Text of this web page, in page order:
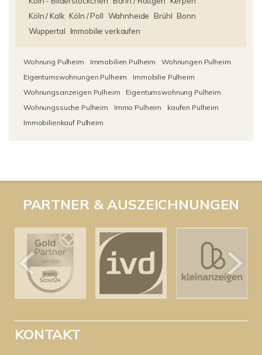
Köln / Kalk Köln / Poll Wahnheide Brühl Bonn
Wuppertal
Immobilie verkaufen
Wohnung Pulheim Immobilien Pulheim
Wohnungen Pulheim
Eigentumswohnungen Pulheim
Immobilie Pulheim
Wohnungsanzeigen Pulheim
Eigentumswohnung Pulheim
Wohnungssuche Pulheim
Immo Pulheim
kaufen Pulheim
Immobilienkauf Pulheim
PARTNER & AUSZEICHNUNGEN
KONTAKT